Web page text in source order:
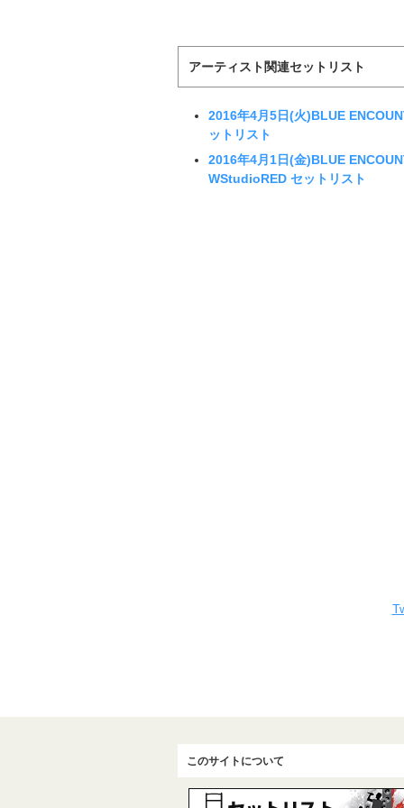
アーティスト関連セットリスト
2016年4月5日(火)BLUE
ットリスト
2016年4月1日(金)BLUE
WStudioRED セットリスト
このサイトについて